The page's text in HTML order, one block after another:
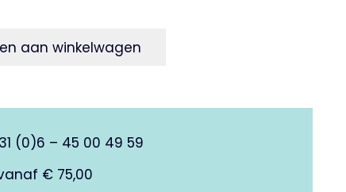
aan winkelwagen
(0)6 – 45 00 49 59
€ 75,00